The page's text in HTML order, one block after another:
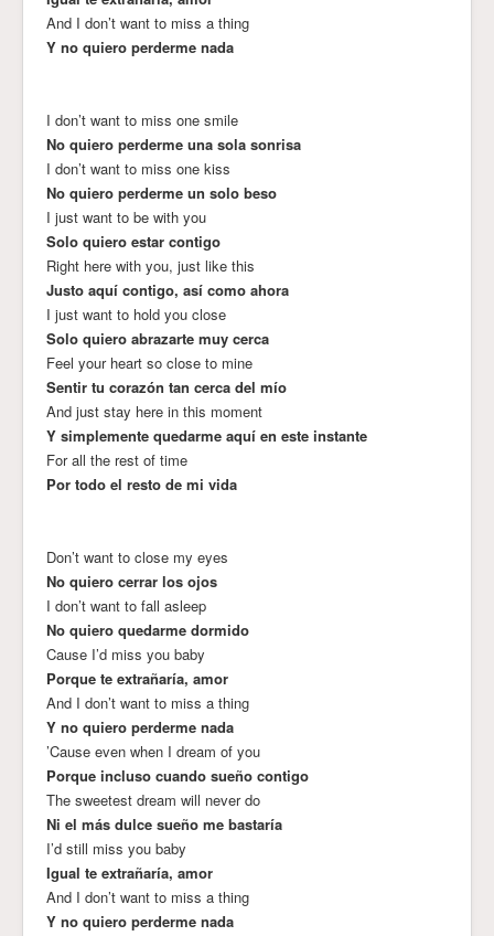
And I don’t want to miss a thing
Y no quiero perderme nada
I don’t want to miss one smile
No quiero perderme una sola sonrisa
I don’t want to miss one kiss
No quiero perderme un solo beso
I just want to be with you
Solo quiero estar contigo
Right here with you, just like this
Justo aquí contigo, así como ahora
I just want to hold you close
Solo quiero abrazarte muy cerca
Feel your heart so close to mine
Sentir tu corazón tan cerca del mío
And just stay here in this moment
Y simplemente quedarme aquí en este instante
For all the rest of time
Por todo el resto de mi vida
Don’t want to close my eyes
No quiero cerrar los ojos
I don’t want to fall asleep
No quiero quedarme dormido
Cause I’d miss you baby
Porque te extrañaría, amor
And I don’t want to miss a thing
Y no quiero perderme nada
’Cause even when I dream of you
Porque incluso cuando sueño contigo
The sweetest dream will never do
Ni el más dulce sueño me bastaría
I’d still miss you baby
Igual te extrañaría, amor
And I don’t want to miss a thing
Y no quiero perderme nada